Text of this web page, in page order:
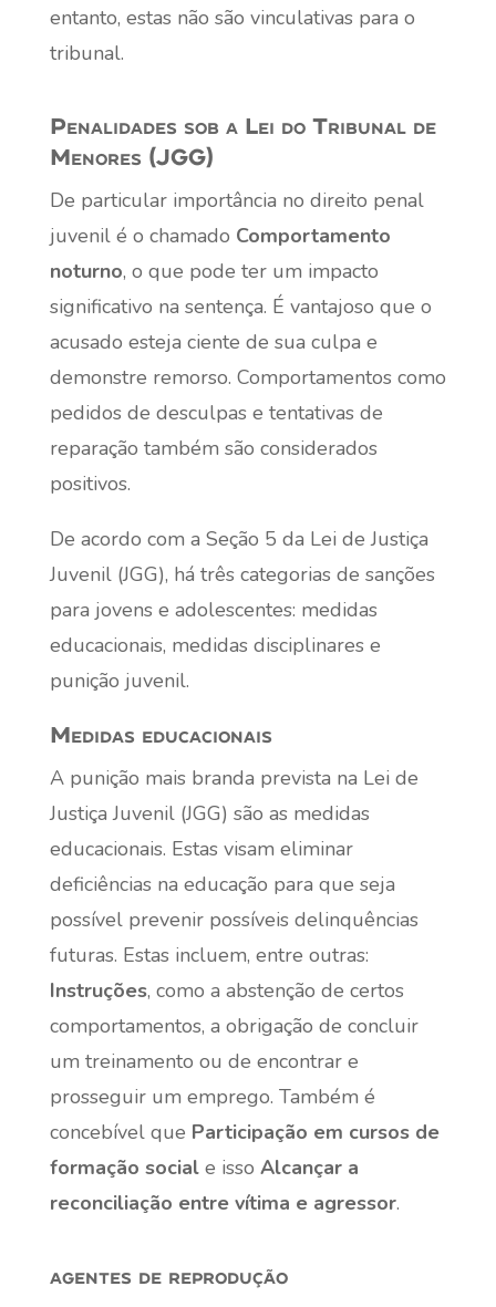
entanto, estas não são vinculativas para o
tribunal.
Penalidades sob a Lei do Tribunal de
Menores (JGG)
De particular importância no direito penal
juvenil é o chamado Comportamento
noturno, o que pode ter um impacto
significativo na sentença. É vantajoso que o
acusado esteja ciente de sua culpa e
demonstre remorso. Comportamentos como
pedidos de desculpas e tentativas de
reparação também são considerados
positivos.
De acordo com a Seção 5 da Lei de Justiça
Juvenil (JGG), há três categorias de sanções
para jovens e adolescentes: medidas
educacionais, medidas disciplinares e
punição juvenil.
Medidas educacionais
A punição mais branda prevista na Lei de
Justiça Juvenil (JGG) são as medidas
educacionais. Estas visam eliminar
deficiências na educação para que seja
possível prevenir possíveis delinquências
futuras. Estas incluem, entre outras:
Instruções, como a abstenção de certos
comportamentos, a obrigação de concluir
um treinamento ou de encontrar e
prosseguir um emprego. Também é
concebível que Participação em cursos de
formação sociale isso Alcançar a
reconciliação entre vítima e agressor.
agentes de reprodução